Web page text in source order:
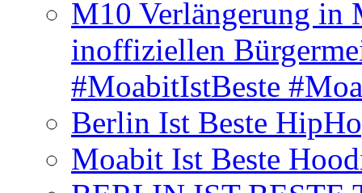
M10 Verlängerung in
inoffiziellen
#MoabitIstBeste
Berlin Ist Beste
Moabit Ist Beste